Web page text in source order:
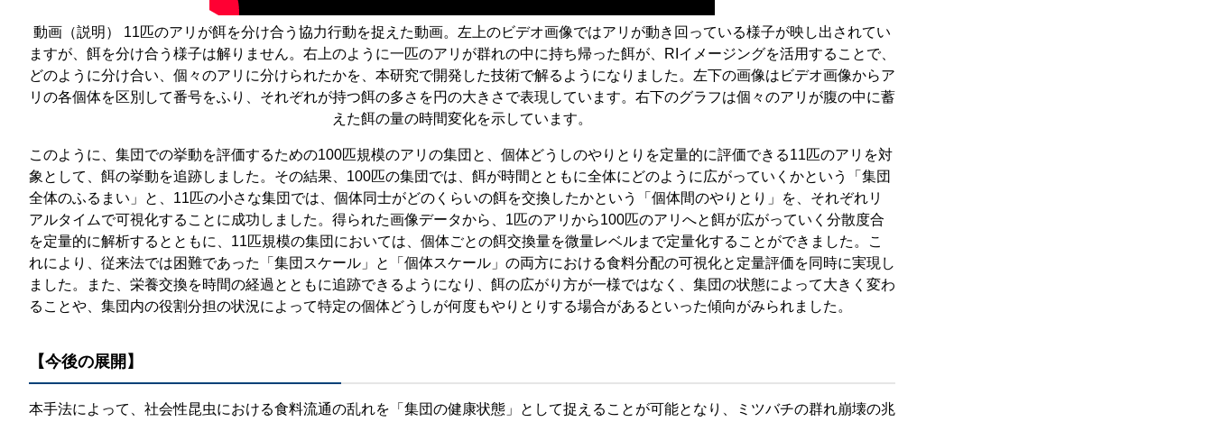
動画（説明） 11匹のアリが餌を分け合う協力行動を捉えた動画。左上のビデオ画像ではアリが動き回っている様子が映し出されてい
ますが、餌を分け合う様子は解りません。右上のように一匹のアリが群れの中に持ち帰った餌が、RIイメージングを活用することで、
どのように分け合い、個々のアリに分けられたかを、本研究で開発した技術で解るようになりました。左下の画像はビデオ画像からア
リの各個体を区別して番号をふり、それぞれが持つ餌の多さを円の大きさで表現しています。右下のグラフは個々のアリが腹の中に蓄
えた餌の量の時間変化を示しています。
このように、集団での挙動を評価するための100匹規模のアリの集団と、個体どうしのやりとりを定量的に評価できる11匹のアリを対
象として、餌の挙動を追跡しました。その結果、100匹の集団では、餌が時間とともに全体にどのように広がっていくかという「集団
全体のふるまい」と、11匹の小さな集団では、個体同士がどのくらいの餌を交換したかという「個体間のやりとり」を、それぞれリ
アルタイムで可視化することに成功しました。得られた画像データから、1匹のアリから100匹のアリへと餌が広がっていく分散度合
を定量的に解析するとともに、11匹規模の集団においては、個体ごとの餌交換量を微量レベルまで定量化することができました。こ
れにより、従来法では困難であった「集団スケール」と「個体スケール」の両方における食料分配の可視化と定量評価を同時に実現し
ました。また、栄養交換を時間の経過とともに追跡できるようになり、餌の広がり方が一様ではなく、集団の状態によって大きく変わ
ることや、集団内の役割分担の状況によって特定の個体どうしが何度もやりとりする場合があるといった傾向がみられました。
【今後の展開】
本手法によって、社会性昆虫における食料流通の乱れを「集団の健康状態」として捉えることが可能となり、ミツバチの群れ崩壊の兆